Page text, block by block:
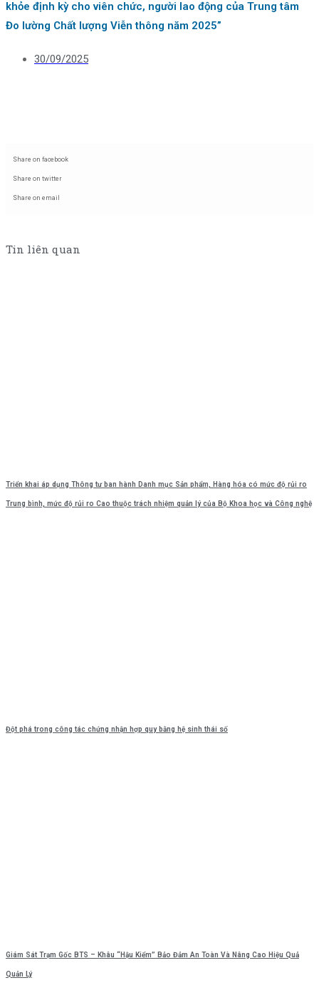
khỏe định kỳ cho viên chức, người lao động của Trung tâm
Đo lường Chất lượng Viễn thông năm 2025”
30/09/2025
Share on facebook
Share on twitter
Share on email
Tin liên quan
Triển khai áp dụng Thông tư ban hành Danh mục Sản phẩm, Hàng hóa có mức độ rủi ro
Trung bình, mức độ rủi ro Cao thuộc trách nhiệm quản lý của Bộ Khoa học và Công nghệ
Đột phá trong công tác chứng nhận hợp quy bằng hệ sinh thái số
Giám Sát Trạm Gốc BTS – Khâu “Hậu Kiểm” Bảo Đảm An Toàn Và Nâng Cao Hiệu Quả
Quản Lý